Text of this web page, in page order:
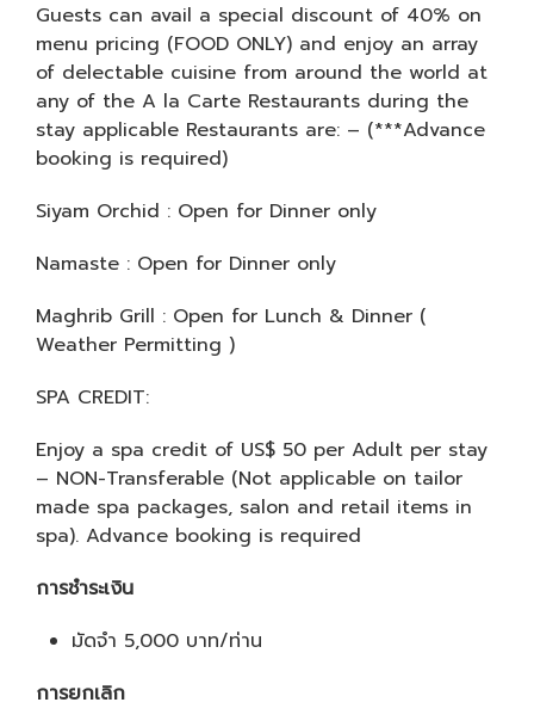
Guests can avail a special discount of 40% on
menu pricing (FOOD ONLY) and enjoy an array
of delectable cuisine from around the world at
any of the A la Carte Restaurants during the
stay applicable Restaurants are: – (***Advance
booking is required)
Siyam Orchid : Open for Dinner only
Namaste : Open for Dinner only
Maghrib Grill : Open for Lunch & Dinner (
Weather Permitting )
SPA CREDIT:
Enjoy a spa credit of US$ 50 per Adult per stay
– NON-Transferable (Not applicable on tailor
made spa packages, salon and retail items in
spa). Advance booking is required
การชำระเงิน
มัดจำ 5,000 บาท/ท่าน
การยกเลิก